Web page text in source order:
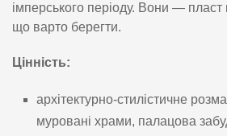
імперського періоду. Вони — пласт
що варто берегти.
Цінність:
архітектурно-стилістичне
муровані храми, палацова